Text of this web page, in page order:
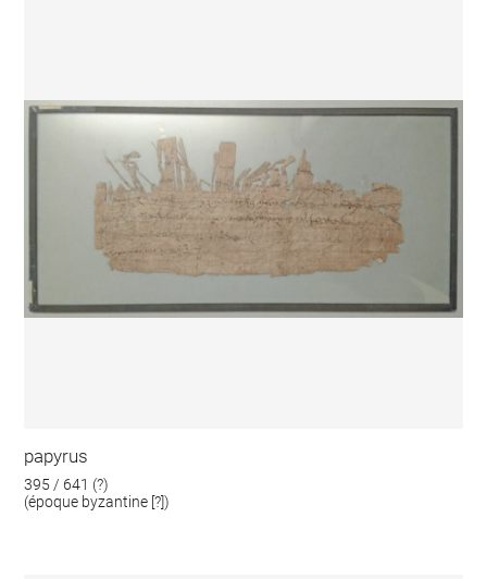
papyrus
395 / 641 (?)
(époque byzantine [?])